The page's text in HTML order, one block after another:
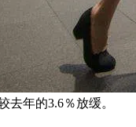
去年的3.6％放缓。